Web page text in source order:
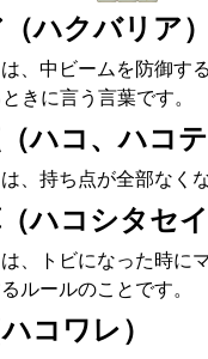
ハクバリア）
、中ビームを防御す
きに言う言葉です。
ハコ、ハコテ
、持ち点が全部なくな
ハコシタセイ
、トビになった時に
ルールのことです。
コワレ）